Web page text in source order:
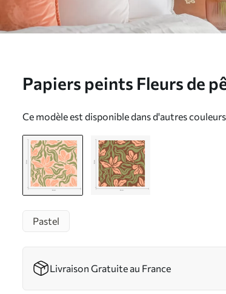
Papiers peints Fleurs de
Ce modèle est disponible dans d'autres
Pastel
Livraison Gratuite au France